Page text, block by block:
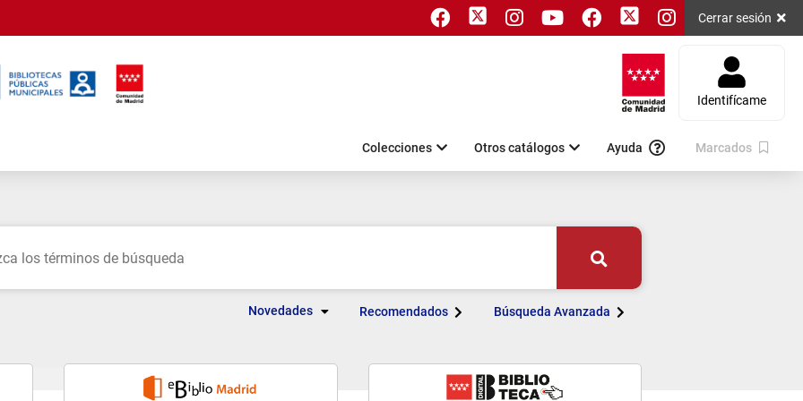
faceBooktwitterinstagramyoutubefaceBooktwitterinstagram
Cerrar sesión
Identifícame
Colecciones Otros catálogos Ayuda Marcados
Buscar
Novedades Recomendados Búsqueda Avanzada